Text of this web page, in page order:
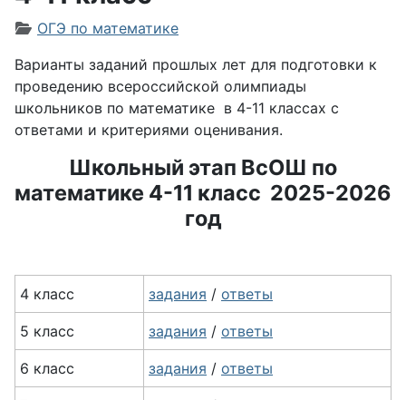
Информация о материале
ОГЭ по математике
Варианты заданий прошлых лет для подготовки к
проведению всероссийской олимпиады
школьников по математике в 4-11 классах с
ответами и критериями оценивания.
Школьный этап ВсОШ по
математике 4-11 класс 2025-2026
год
4 класс задания / ответы
5 класс задания / ответы
6 класс задания / ответы